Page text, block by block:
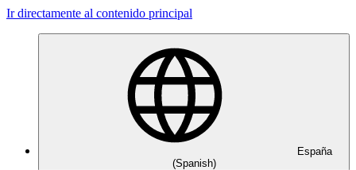
Ir directamente al contenido principal
España
(Spanish)